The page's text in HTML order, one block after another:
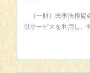
（一財）民事法務協
供サービスを利用し、